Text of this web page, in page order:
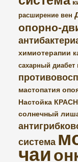
расширение вен
опорно-
химиотерапии
сахарный диабет
мастопатия
Настойка
солнечный
система
чаи